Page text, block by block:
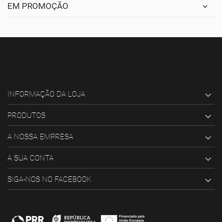
EM PROMOÇÃO
INFORMAÇÃO DA LOJA 
PRODUTOS 
A NOSSA EMPRESA 
A SUA CONTA 
SIGA-NOS NO FACEBOOK 